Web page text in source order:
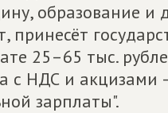
образование и
принесёт
25–65 тыс.
с НДС и акцизами
зарплаты".